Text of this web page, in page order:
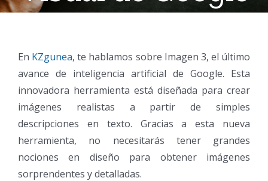
En KZgunea, te hablamos sobre Imagen 3, el último
avance de inteligencia artificial de Google. Esta
innovadora herramienta está diseñada para crear
imágenes realistas a partir de simples
descripciones en texto. Gracias a esta nueva
herramienta, no necesitarás tener grandes
nociones en diseño para obtener imágenes
sorprendentes y detalladas.